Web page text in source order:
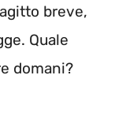
breve,
Quale
domani?